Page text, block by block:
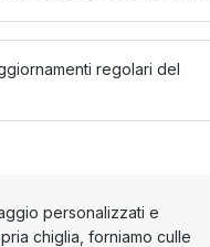
regolari del
personalizzati e
chiglia, forniamo culle